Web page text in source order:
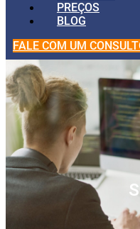
PREÇOS
BLOG
FALE COM UM